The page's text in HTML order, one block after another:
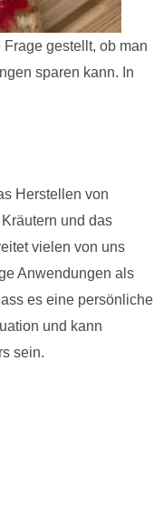
gestellt, ob man
sparen kann. In
Herstellen von
und das
vielen von uns
Anwendungen als
es eine persönliche
und kann
sein.